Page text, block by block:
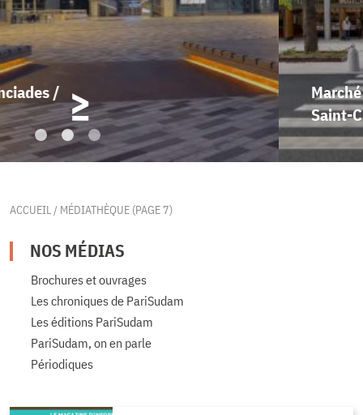
Marché des Avelines /
Saint-Cloud
ACCUEIL/ MÉDIATHÈQUE (PAGE 7)
NOS MÉDIAS
Brochures et ouvrages
Les chroniques de PariSudam
Les éditions PariSudam
PariSudam, on en parle
Périodiques